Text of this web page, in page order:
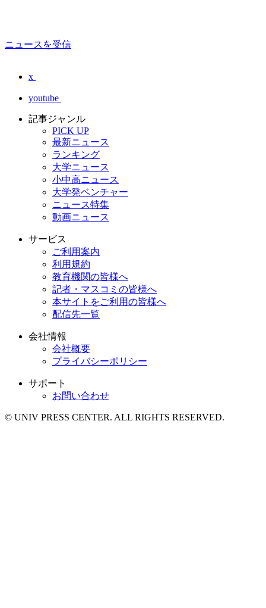
ニュースを受信
x
youtube
記事ジャンル
PICK UP
最新ニュース
ランキング
大学ニュース
小中高ニュース
大学発ベンチャー
ニュース特集
動画ニュース
サービス
ご利用案内
利用規約
教育機関の皆様へ
記者・マスコミの皆様へ
本サイトをご利用の皆様へ
配信先一覧
会社情報
会社概要
プライバシーポリシー
サポート
お問い合わせ
© UNIV PRESS CENTER. ALL RIGHTS RESERVED.